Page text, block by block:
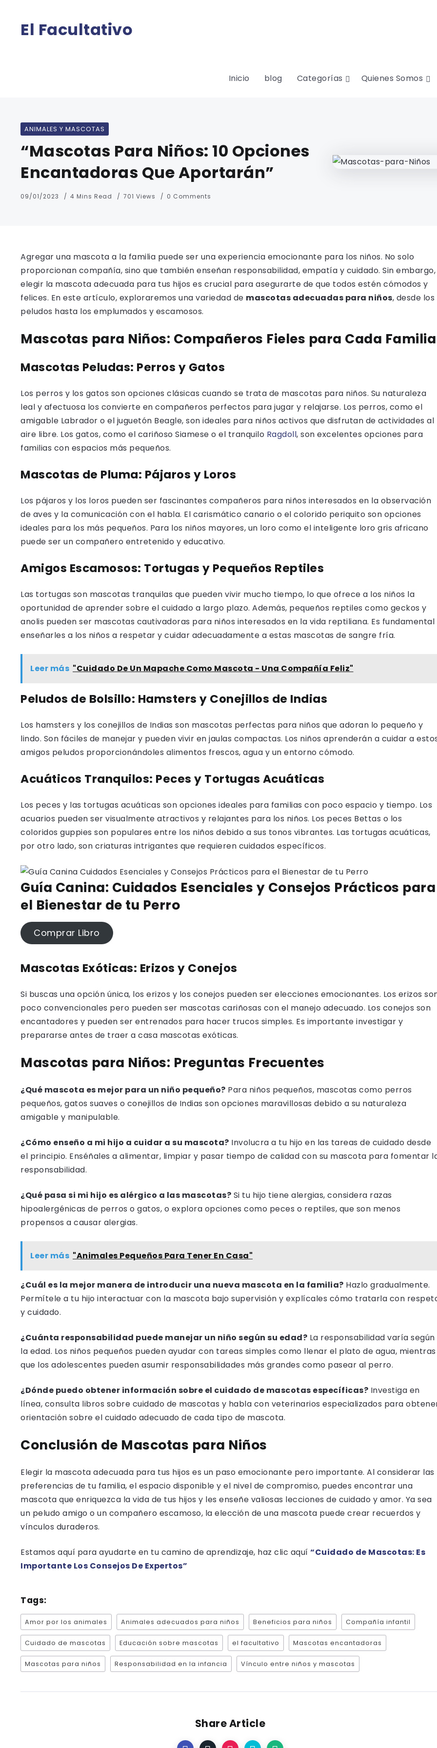
El Facultativo
Inicio blog Categorías Quienes Somos
ANIMALES Y MASCOTAS
“Mascotas Para Niños: 10 Opciones
Encantadoras Que Aportarán”
09/01/2023 4 Mins Read 701 Views 0 Comments
Agregar una mascota a la familia puede ser una experiencia emocionante para los niños. No solo
proporcionan compañía, sino que también enseñan responsabilidad, empatía y cuidado. Sin embargo,
elegir la mascota adecuada para tus hijos es crucial para asegurarte de que todos estén cómodos y
felices. En este artículo, exploraremos una variedad de mascotas adecuadas para niños, desde los
peludos hasta los emplumados y escamosos.
Mascotas para Niños: Compañeros Fieles para Cada Familia
Mascotas Peludas: Perros y Gatos
Los perros y los gatos son opciones clásicas cuando se trata de mascotas para niños. Su naturaleza
leal y afectuosa los convierte en compañeros perfectos para jugar y relajarse. Los perros, como el
amigable Labrador o el juguetón Beagle, son ideales para niños activos que disfrutan de actividades al
aire libre. Los gatos, como el cariñoso Siamese o el tranquilo Ragdoll, son excelentes opciones para
familias con espacios más pequeños.
Mascotas de Pluma: Pájaros y Loros
Los pájaros y los loros pueden ser fascinantes compañeros para niños interesados en la observación
de aves y la comunicación con el habla. El carismático canario o el colorido periquito son opciones
ideales para los más pequeños. Para los niños mayores, un loro como el inteligente loro gris africano
puede ser un compañero entretenido y educativo.
Amigos Escamosos: Tortugas y Pequeños Reptiles
Las tortugas son mascotas tranquilas que pueden vivir mucho tiempo, lo que ofrece a los niños la
oportunidad de aprender sobre el cuidado a largo plazo. Además, pequeños reptiles como geckos y
anolis pueden ser mascotas cautivadoras para niños interesados en la vida reptiliana. Es fundamental
enseñarles a los niños a respetar y cuidar adecuadamente a estas mascotas de sangre fría.
Leer más "Cuidado De Un Mapache Como Mascota - Una Compañía Feliz"
Peludos de Bolsillo: Hamsters y Conejillos de Indias
Los hamsters y los conejillos de Indias son mascotas perfectas para niños que adoran lo pequeño y
lindo. Son fáciles de manejar y pueden vivir en jaulas compactas. Los niños aprenderán a cuidar a
amigos peludos proporcionándoles alimentos frescos, agua y un entorno cómodo.
Acuáticos Tranquilos: Peces y Tortugas Acuáticas
Los peces y las tortugas acuáticas son opciones ideales para familias con poco espacio y tiempo. Los
acuarios pueden ser visualmente atractivos y relajantes para los niños. Los peces Bettas o los
coloridos guppies son populares entre los niños debido a sus tonos vibrantes. Las tortugas acuáticas,
por otro lado, son criaturas intrigantes que requieren cuidados específicos.
Guía Canina: Cuidados Esenciales y Consejos Prácticos para
el Bienestar de tu Perro
Comprar Libro
Mascotas Exóticas: Erizos y Conejos
Si buscas una opción única, los erizos y los conejos pueden ser elecciones emocionantes. Los erizos
poco convencionales pero pueden ser mascotas cariñosas con el manejo adecuado. Los conejos son
encantadores y pueden ser entrenados para hacer trucos simples. Es importante investigar y
prepararse antes de traer a casa mascotas exóticas.
Mascotas para Niños: Preguntas Frecuentes
¿Qué mascota es mejor para un niño pequeño? Para niños pequeños, mascotas como perros
pequeños, gatos suaves o conejillos de Indias son opciones maravillosas debido a su naturaleza
amigable y manipulable.
¿Cómo enseño a mi hijo a cuidar a su mascota? Involucra a tu hijo en las tareas de cuidado desde
el principio. Enséñales a alimentar, limpiar y pasar tiempo de calidad con su mascota para fomentar
responsabilidad.
¿Qué pasa si mi hijo es alérgico a las mascotas? Si tu hijo tiene alergias, considera razas
hipoalergénicas de perros o gatos, o explora opciones como peces o reptiles, que son menos
propensos a causar alergias.
Leer más "Animales Pequeños Para Tener En Casa"
¿Cuál es la mejor manera de introducir una nueva mascota en la familia? Hazlo gradualmente.
Permítele a tu hijo interactuar con la mascota bajo supervisión y explícales cómo tratarla con
y cuidado.
¿Cuánta responsabilidad puede manejar un niño según su edad? La responsabilidad varía según
la edad. Los niños pequeños pueden ayudar con tareas simples como llenar el plato de agua, mientras
que los adolescentes pueden asumir responsabilidades más grandes como pasear al perro.
¿Dónde puedo obtener información sobre el cuidado de mascotas específicas? Investiga en
línea, consulta libros sobre cuidado de mascotas y habla con veterinarios especializados para
orientación sobre el cuidado adecuado de cada tipo de mascota.
Conclusión de Mascotas para Niños
Elegir la mascota adecuada para tus hijos es un paso emocionante pero importante. Al considerar las
preferencias de tu familia, el espacio disponible y el nivel de compromiso, puedes encontrar una
mascota que enriquezca la vida de tus hijos y les enseñe valiosas lecciones de cuidado y amor. Ya sea
un peludo amigo o un compañero escamoso, la elección de una mascota puede crear recuerdos y
vínculos duraderos.
Estamos aquí para ayudarte en tu camino de aprendizaje, haz clic aquí “Cuidado de Mascotas: Es
Importante Los Consejos De Expertos”
Tags:
Amor por los animales Animales adecuados para niños Beneficios para niños Compañía infantil
Cuidado de mascotas Educación sobre mascotas el facultativo Mascotas encantadoras
Mascotas para niños Responsabilidad en la infancia Vínculo entre niños y mascotas
Share Article